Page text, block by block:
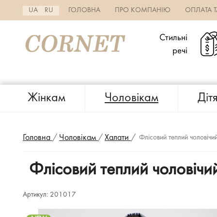
UA RU ГОЛОВНА ПРО КОМПАНІЮ ОПЛАТА
Стильні
речі
Жінкам Чоловікам
Головна / Чоловікам / Халати / Флісовий теплий
Флісовий теплий
Артикул: 201017